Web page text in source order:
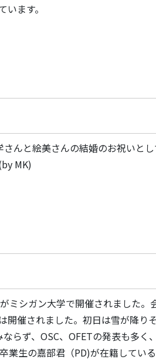
ます。
んと絵美さんの結婚のお祝いと
MK)
ミシガン大学で開催されました
開催されました。初日は雪が降り
らず、OSC、OFETの発表も多
業生の嘉部君（PD)が在籍して